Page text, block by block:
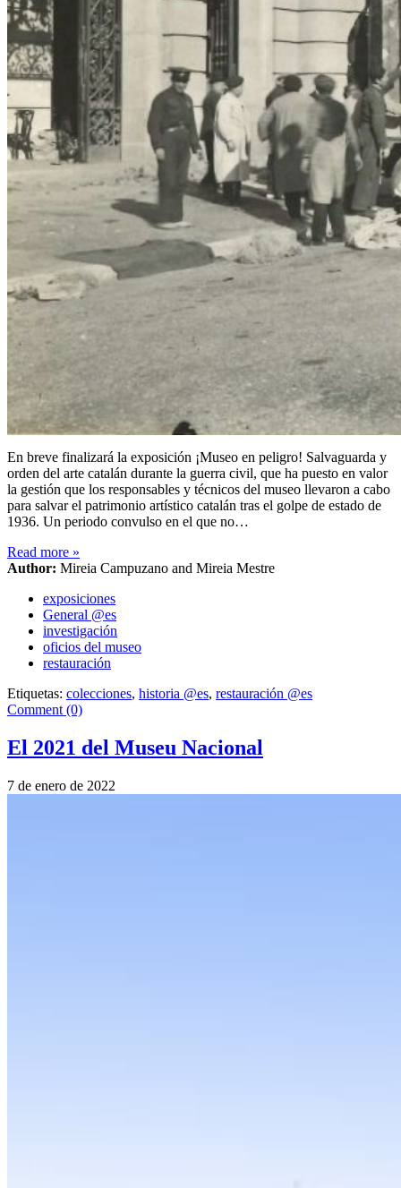
En breve finalizará la exposición ¡Museo en peligro! Salvaguarda y
orden del arte catalán durante la guerra civil, que ha puesto en valor
la gestión que los responsables y técnicos del museo llevaron a cabo
para salvar el patrimonio artístico catalán tras el golpe de estado de
1936. Un periodo convulso en el que no…
Read more »
Author: Mireia Campuzano and Mireia Mestre
exposiciones
General @es
investigación
oficios del museo
restauración
Etiquetas: colecciones, historia @es, restauración @es
Comment (0)
El 2021 del Museu Nacional
7 de enero de 2022